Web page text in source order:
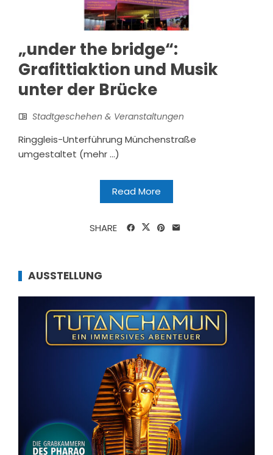
„under the bridge“:
Grafittiaktion und Musik
unter der Brücke
Stadtgeschehen & Veranstaltungen
Ringgleis-Unterführung Münchenstraße
umgestaltet (mehr …)
Read More
SHARE
AUSSTELLUNG